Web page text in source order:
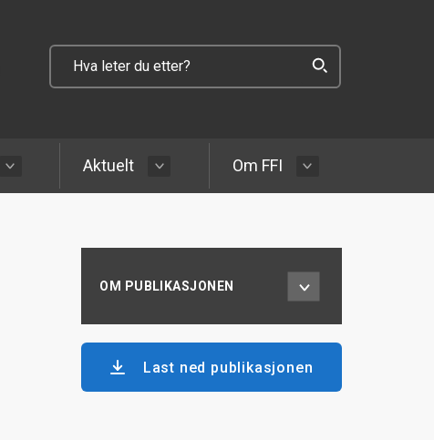
Aktuelt Om FFI
OM PUBLIKASJONEN
Last ned publikasjonen